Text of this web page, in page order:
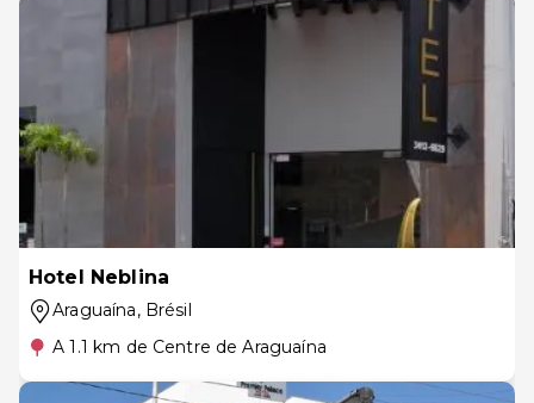
Hotel Neblina
Araguaína, Brésil
A 1.1 km de Centre de Araguaína